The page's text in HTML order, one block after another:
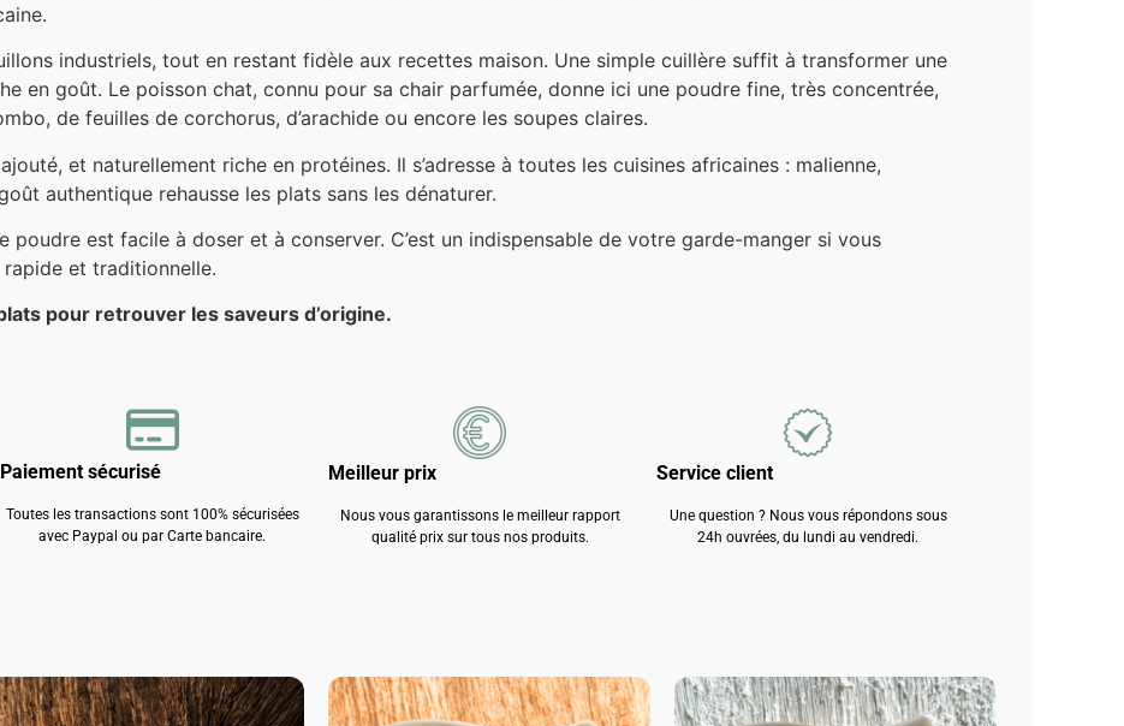
industriels, tout en restant fidèle aux recettes maison. Une simple cuillère suffit à transformer une
en goût. Le poisson chat, connu pour sa chair parfumée, donne ici une poudre fine, très concentrée,
de feuilles de corchorus, d’arachide ou encore les soupes claires.
et naturellement riche en protéines. Il s’adresse à toutes les cuisines africaines : malienne,
authentique rehausse les plats sans les dénaturer.
poudre est facile à doser et à conserver. C’est un indispensable de votre garde-manger si vous
et traditionnelle.
pour retrouver les saveurs d’origine.
Paiement sécurisé
Toutes les transactions sont 100% sécurisées
avec Paypal ou par Carte bancaire.
Meilleur prix
Nous vous garantissons le meilleur rapport
qualité prix sur tous nos produits.
Service client
Une question ? Nous vous répondons sous
24h ouvrées, du lundi au vendredi.